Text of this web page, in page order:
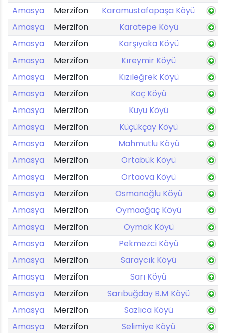
Amasya
Merzifon
Karamustafapaşa Köyü
Amasya
Merzifon
Karatepe Köyü
Amasya
Merzifon
Karşıyaka Köyü
Amasya
Merzifon
Kıreymir Köyü
Amasya
Merzifon
Kızıleğrek Köyü
Amasya
Merzifon
Koç Köyü
Amasya
Merzifon
Kuyu Köyü
Amasya
Merzifon
Küçükçay Köyü
Amasya
Merzifon
Mahmutlu Köyü
Amasya
Merzifon
Ortabük Köyü
Amasya
Merzifon
Ortaova Köyü
Amasya
Merzifon
Osmanoğlu Köyü
Amasya
Merzifon
Oymaağaç Köyü
Amasya
Merzifon
Oymak Köyü
Amasya
Merzifon
Pekmezci Köyü
Amasya
Merzifon
Saraycık Köyü
Amasya
Merzifon
Sarı Köyü
Amasya
Merzifon
Sarıbuğday B.M Köyü
Amasya
Merzifon
Sazlıca Köyü
Amasya
Merzifon
Selimiye Köyü